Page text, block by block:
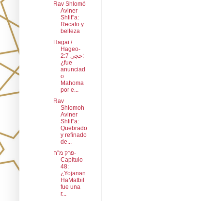
Rav Shlomó
Aviner
Shlit"a:
Recato y
belleza
Hagai /
Hageo-
حجي 2:7:
¿fue
anunciad
o
Mahoma
por e...
Rav
Shlomoh
Aviner
Shlit"a:
Quebrado
y refinado
de...
פרק מ''ח-
Capítulo
48:
¿Yojanan
HaMatbil
fue una
r...